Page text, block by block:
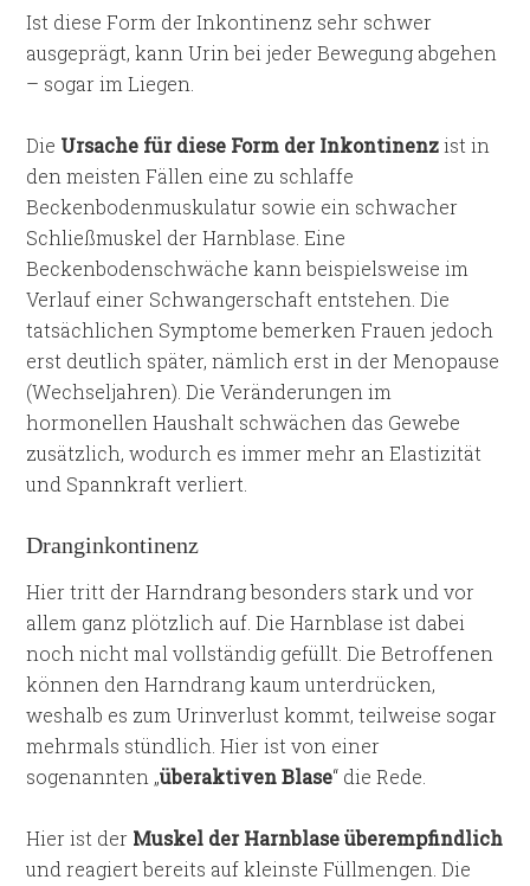
Ist diese Form der Inkontinenz sehr schwer
ausgeprägt, kann Urin bei jeder Bewegung abgehen
– sogar im Liegen.
Die Ursache für diese Form der Inkontinenzist in
den meisten Fällen eine zu schlaffe
Beckenbodenmuskulatur sowie ein schwacher
Schließmuskel der Harnblase. Eine
Beckenbodenschwäche kann beispielsweise im
Verlauf einer Schwangerschaft entstehen. Die
tatsächlichen Symptome bemerken Frauen jedoch
erst deutlich später, nämlich erst in der Menopause
(Wechseljahren). Die Veränderungen im
hormonellen Haushalt schwächen das Gewebe
zusätzlich, wodurch es immer mehr an Elastizität
und Spannkraft verliert.
Dranginkontinenz
Hier tritt der Harndrang besonders stark und vor
allem ganz plötzlich auf. Die Harnblase ist dabei
noch nicht mal vollständig gefüllt. Die Betroffenen
können den Harndrang kaum unterdrücken,
weshalb es zum Urinverlust kommt, teilweise sogar
mehrmals stündlich. Hier ist von einer
sogenannten „überaktiven Blase“ die Rede.
Hier ist der Muskel der Harnblase überempfindlich
und reagiert bereits auf kleinste Füllmengen. Die